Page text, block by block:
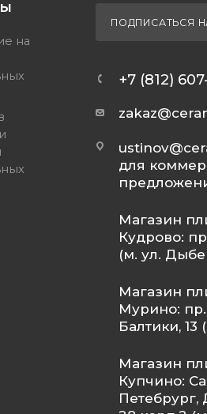
на
ПОДПИСАТЬСЯ
+7 (812)
для
Магазин
Кудрово:
(м. ул.
Магазин
Мурино:
Балтики,
Магазин
Купчино:
Петебрург,